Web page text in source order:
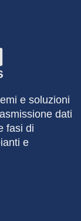
e soluzioni
dati
fasi di
e